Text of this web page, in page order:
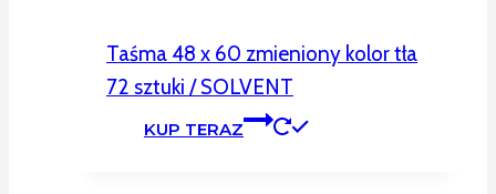
Taśma 48 x 60 zmieniony kolor tła
72 sztuki / SOLVENT
KUP TERAZ